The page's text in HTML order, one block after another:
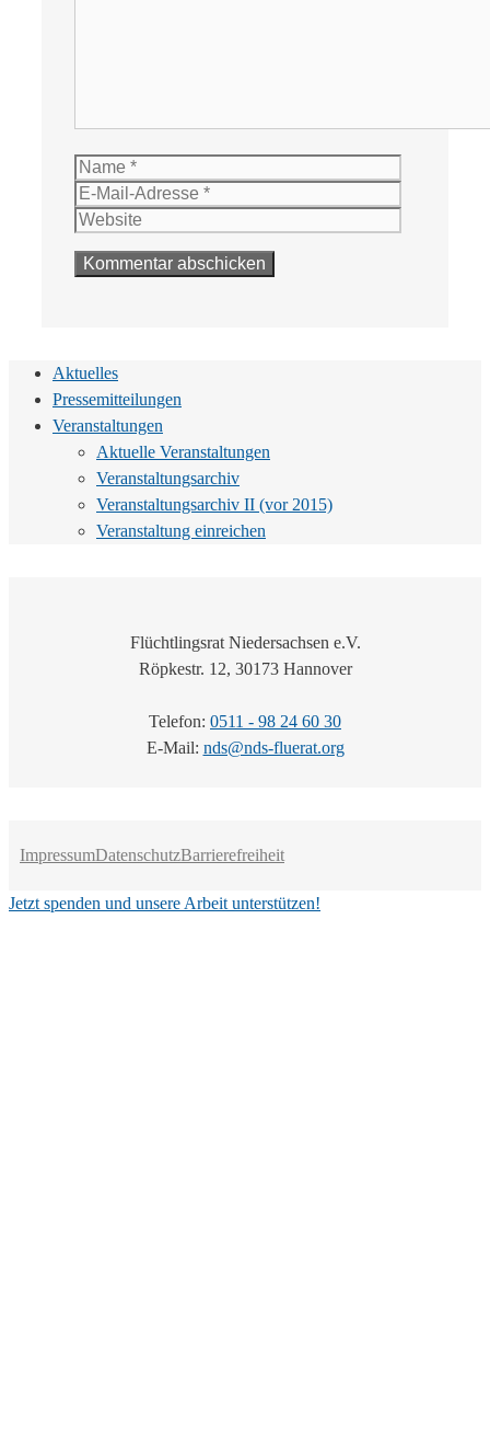
Name
Aktuelles
Pressemitteilungen
Veranstaltungen
Aktuelle Veranstaltungen
Veranstaltungsarchiv
Veranstaltungsarchiv II (vor 2015)
Veranstaltung einreichen
Flüchtlingsrat Niedersachsen e.V.
Röpkestr. 12, 30173 Hannover
Telefon: 0511 - 98 24 60 30
E-Mail: nds@nds-fluerat.org
ImpressumDatenschutzBarrierefreiheit
Jetzt spenden und unsere Arbeit unterstützen!